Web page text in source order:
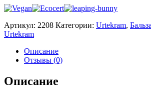
Артикул: 2208 Категории: Urtekram,
Urtekram
Описание
Отзывы (0)
Описание